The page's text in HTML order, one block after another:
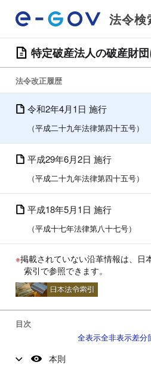
法令検
特定破産法人の破産財
法令改正履歴
令和2年4月1日 施行
（平成二十九年法律第四十五号）
平成29年6月2日 施行
（平成二十九年法律第四十五号）
平成18年5月1日 施行
（平成十七年法律第八十七号）
※掲載されていない沿革情報は、日
索引で参照できます。
目次
全表示全非表示差分
本則